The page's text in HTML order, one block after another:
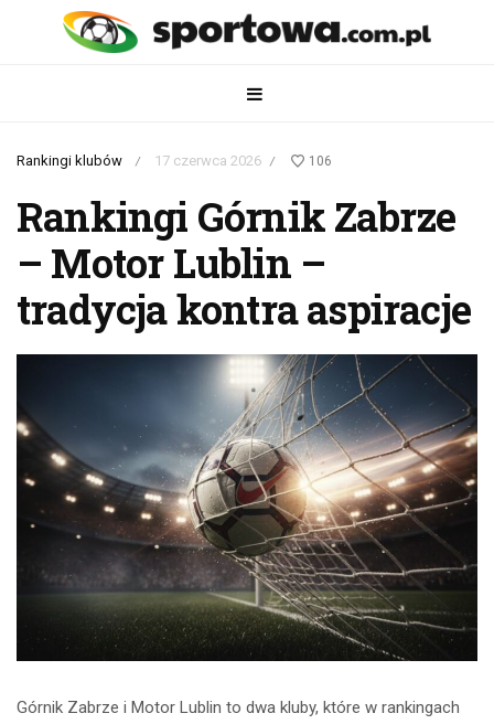
Rankingi klubów / 17 czerwca 2026 / 106
Rankingi Górnik Zabrze
– Motor Lublin –
tradycja kontra aspiracje
Górnik Zabrze i Motor Lublin to dwa kluby, które w rankingach